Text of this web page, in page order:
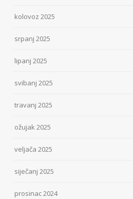
kolovoz 2025
srpanj 2025
lipanj 2025
svibanj 2025
travanj 2025
ožujak 2025
veljača 2025
siječanj 2025
prosinac 2024